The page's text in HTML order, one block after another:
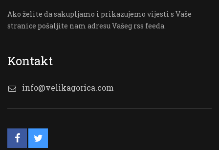
Ako želite da sakupljamo i prikazujemo vijesti s Vaše
stranice pošaljite nam adresu Vašeg rss feeda.
Kontakt
info@velikagorica.com